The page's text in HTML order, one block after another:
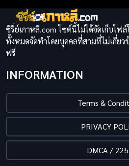
ซีรี่ย์เกาหลี.com ไซต์นี้ไม่ได้จัดเก็บไฟ
ทั้งหมดจัดทำโดยบุคคลที่สามที่ไม่เกี่ยว
ฟรี
INFORMATION
Terms &
PRIVACY
DMCA /